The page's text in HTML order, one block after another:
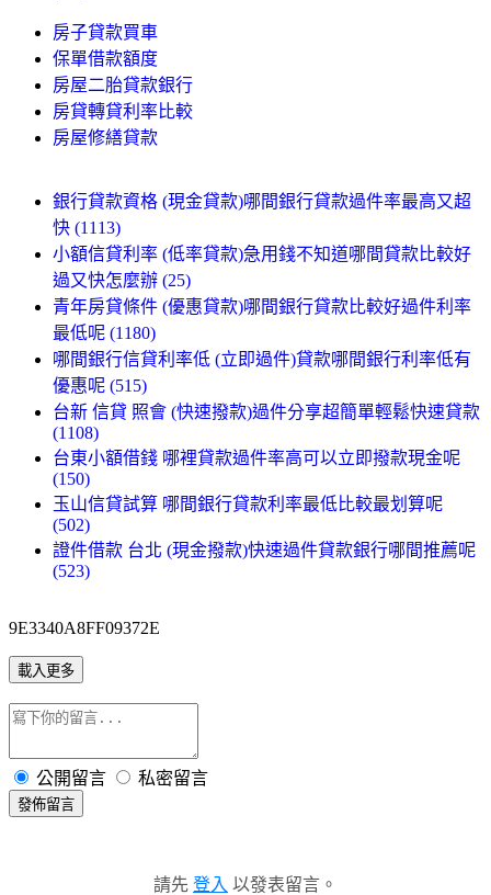
房子貸款買車
保單借款額度
房屋二胎貸款銀行
房貸轉貸利率比較
房屋修繕貸款
銀行貸款資格 (現金貸款)哪間銀行貸款過件率最高又超
快 (1113)
小額信貸利率 (低率貸款)急用錢不知道哪間貸款比較好
過又快怎麼辦 (25)
青年房貸條件 (優惠貸款)哪間銀行貸款比較好過件利率
最低呢 (1180)
哪間銀行信貸利率低 (立即過件)貸款哪間銀行利率低有
優惠呢 (515)
台新 信貸 照會 (快速撥款)過件分享超簡單輕鬆快速貸款
(1108)
台東小額借錢 哪裡貸款過件率高可以立即撥款現金呢
(150)
玉山信貸試算 哪間銀行貸款利率最低比較最划算呢
(502)
證件借款 台北 (現金撥款)快速過件貸款銀行哪間推薦呢
(523)
9E3340A8FF09372E
載入更多
公開留言 私密留言
發佈留言
請先 登入 以發表留言。